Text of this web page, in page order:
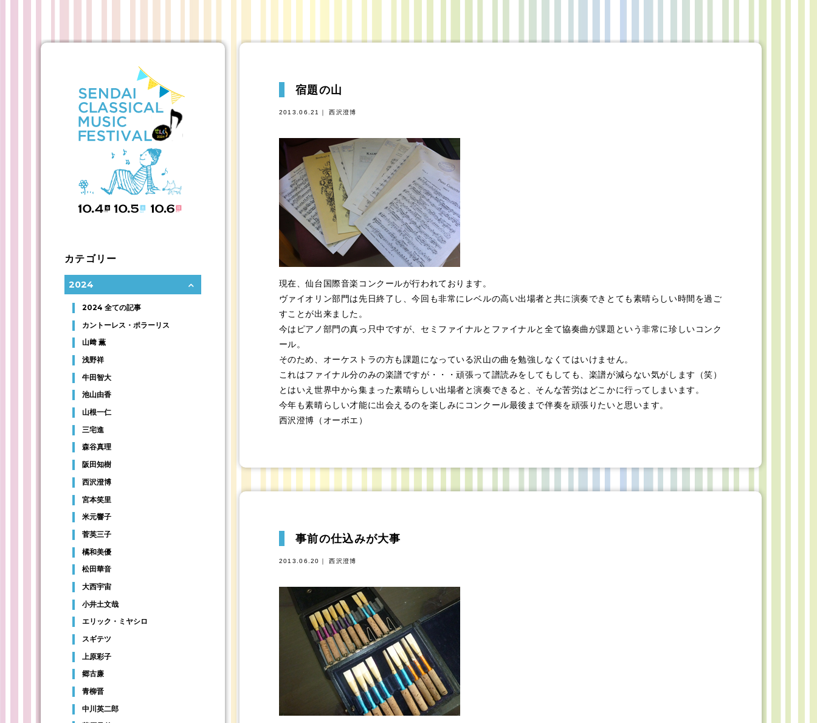
宿題の山
2013.06.21｜ 西沢澄博
現在、仙台国際音楽コンクールが行われております。
ヴァイオリン部門は先日終了し、今回も非常にレベルの高い出場者と共に演奏できとても素晴らしい時間を過ご
すことが出来ました。
今はピアノ部門の真っ只中ですが、セミファイナルとファイナルと全て協奏曲が課題という非常に珍しいコンク
ール。
そのため、オーケストラの方も課題になっている沢山の曲を勉強しなくてはいけません。
これはファイナル分のみの楽譜ですが・・・頑張って譜読みをしてもしても、楽譜が減らない気がします（笑）
とはいえ世界中から集まった素晴らしい出場者と演奏できると、そんな苦労はどこかに行ってしまいます。
今年も素晴らしい才能に出会えるのを楽しみにコンクール最後まで伴奏を頑張りたいと思います。
西沢澄博（オーボエ）
事前の仕込みが大事
2013.06.20｜ 西沢澄博
カテゴリー
2024
2024 全ての記事
カントーレス・ポラーリス
山﨑 薫
浅野祥
牛田智大
池山由香
山根一仁
三宅進
森谷真理
阪田知樹
西沢澄博
宮本笑里
米元響子
菅英三子
橘和美優
松田華音
大西宇宙
小井土文哉
エリック・ミヤシロ
スギテツ
上原彩子
郷古廉
青柳晋
中川英二郎